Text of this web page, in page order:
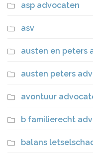
asp advocaten
asv
austen en peters
austen peters
avontuur
b familierecht
balans